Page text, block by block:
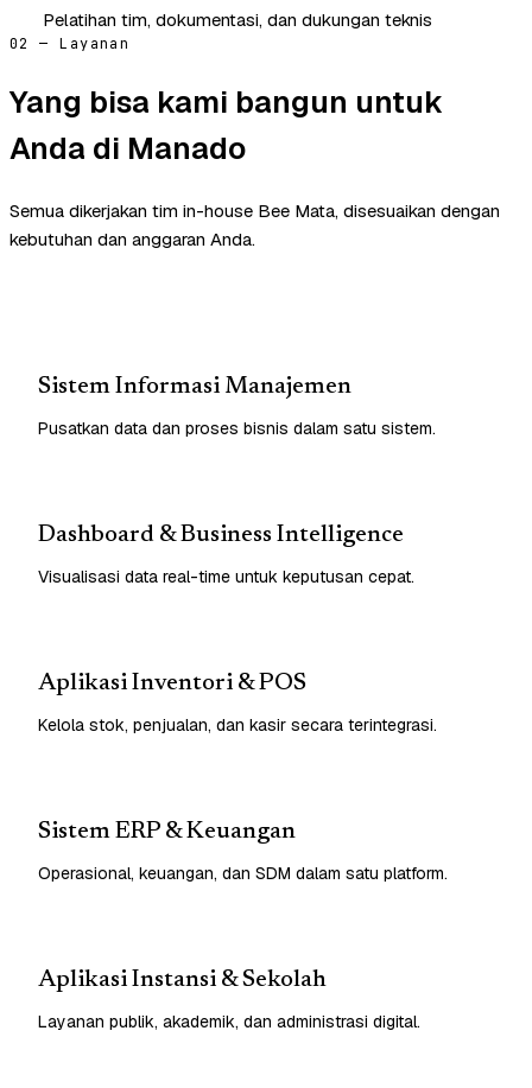
Pelatihan tim, dokumentasi, dan dukungan teknis
02 — Layanan
Yang bisa kami bangun untuk
Anda di Manado
Semua dikerjakan tim in-house Bee Mata, disesuaikan dengan
kebutuhan dan anggaran Anda.
Sistem Informasi Manajemen
Pusatkan data dan proses bisnis dalam satu sistem.
Dashboard & Business Intelligence
Visualisasi data real-time untuk keputusan cepat.
Aplikasi Inventori & POS
Kelola stok, penjualan, dan kasir secara terintegrasi.
Sistem ERP & Keuangan
Operasional, keuangan, dan SDM dalam satu platform.
Aplikasi Instansi & Sekolah
Layanan publik, akademik, dan administrasi digital.